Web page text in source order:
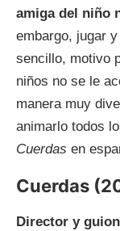
amiga del niño
embargo, jugar
sencillo, motivo
niños no se le
manera muy
animarlo todos
Cuerdas en
Cuerdas
Director y